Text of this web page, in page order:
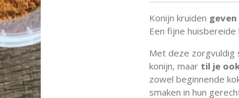
Konijn kruiden geven
Een fijne huisbereide
Met deze zorgvuldig
konijn, maar til je
zowel beginnende
smaken in hun